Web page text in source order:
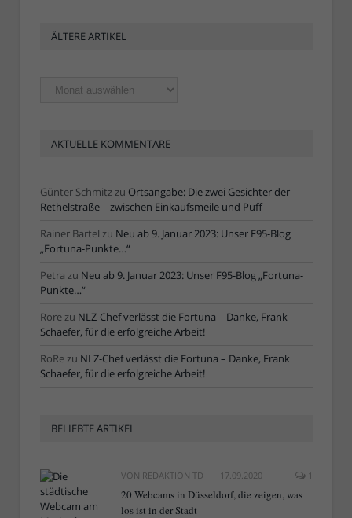
ÄLTERE ARTIKEL
Ältere
Artikel
AKTUELLE KOMMENTARE
Günter Schmitz zu Ortsangabe: Die zwei Gesichter der
Rethelstraße – zwischen Einkaufsmeile und Puff
Rainer Bartel zu Neu ab 9. Januar 2023: Unser F95-Blog
„Fortuna-Punkte…“
Petra zu Neu ab 9. Januar 2023: Unser F95-Blog „Fortuna-
Punkte…“
Rore zu NLZ-Chef verlässt die Fortuna – Danke, Frank
Schaefer, für die erfolgreiche Arbeit!
RoRe zu NLZ-Chef verlässt die Fortuna – Danke, Frank
Schaefer, für die erfolgreiche Arbeit!
BELIEBTE ARTIKEL
VON REDAKTION TD 17.09.2020 1
20 Webcams in Düsseldorf, die zeigen, was
los ist in der Stadt